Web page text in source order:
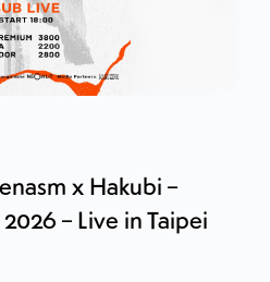
x Hakubi –
2026 – Live in Taipei